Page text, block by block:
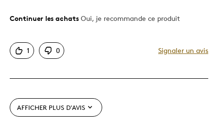
Le pour
Motif attrayant
Très bonne qualité
Continuer les achats Oui, je recommande ce produit
1 0 Signaler un avis
AFFICHER PLUS D'AVIS